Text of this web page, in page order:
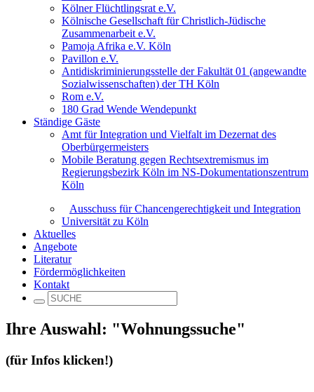
Kölner Flüchtlingsrat e.V.
Kölnische Gesellschaft für Christlich-Jüdische
Zusammenarbeit e.V.
Pamoja Afrika e.V. Köln
Pavillon e.V.
Antidiskriminierungsstelle der Fakultät 01 (angewandte
Sozialwissenschaften) der TH Köln
Rom e.V.
180 Grad Wende Wendepunkt
Ständige Gäste
Amt für Integration und Vielfalt im Dezernat des
Oberbürgermeisters
Mobile Beratung gegen Rechtsextremismus im
Regierungsbezirk Köln im NS-Dokumentationszentrum
Köln
Ausschuss für Chancengerechtigkeit und Integration
Universität zu Köln
Aktuelles
Angebote
Literatur
Fördermöglichkeiten
Kontakt
Ihre Auswahl: "Wohnungssuche"
(für Infos klicken!)